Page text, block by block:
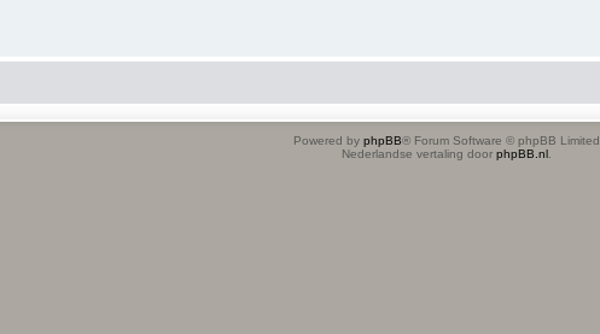
Powered by phpBB® Forum Software © phpBB Limited
Nederlandse vertaling door phpBB.nl.